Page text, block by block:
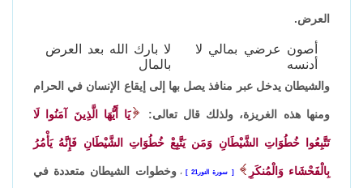
العرض.
أصون عرضي بمالي لا
أدنسه
لا بارك الله بعد العرض
بالمال
والشيطان يدخل عبر منافذ يصل بها إلى إيقاع الإنسان في الحرام
ومنها هذه الغريزة، ولذلك قال تعالى: يَا أَيُّهَا الَّذِينَ آمَنُوا لَا
تَتَّبِعُوا خُطُوَاتِ الشَّيْطَانِ وَمَن يَتَّبِعْ خُطُوَاتِ الشَّيْطَانِ فَإِنَّهُ يَأْمُرُ
بِالْفَحْشَاء وَالْمُنكَرِ سورة النور21 ،وخطوات الشيطان متعددة في